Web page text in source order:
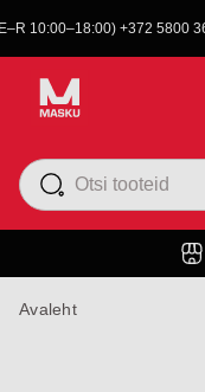
10:00–18:00) +372 5800
Avaleht